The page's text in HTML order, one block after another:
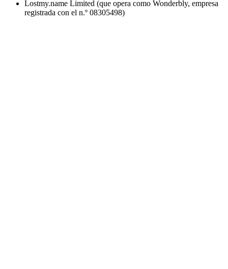
Lostmy.name Limited (que opera como Wonderbly, empresa
registrada con el n.º 08305498)